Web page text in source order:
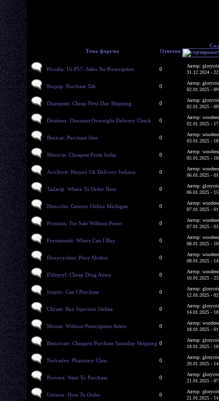
Тема форума Ответов
Hoodia: Us P57- Sales No Prescription 0
Автор:
31.12.2024 -
Requip: Purchase Tab 0
Автор:
02.01.2025 -
Diazepam: Cheap Next Day Shipping 0
Автор:
02.01.2025 -
Dostinex: Discount Overnight Delivery Check 0
Автор:
02.01.2025 -
Benicar: Purchase One 0
Автор:
03.01.2025 -
Minocin: Cheapest From India 0
Автор:
05.01.2025 -
Aciclovir: Herpex Uk Delivery Indiana 0
Автор:
06.01.2025 -
Tadacip: Where To Order Next 0
Автор:
06.01.2025 -
Himcolin: Generic Online Michigan 0
Автор:
07.01.2025 -
Protonix: For Sale Without Prescr 0
Автор:
07.01.2025 -
Furosemide: Where Can I Buy 0
Автор:
08.01.2025 -
Doxycycline: Price Alodox 0
Автор:
08.01.2025 -
Eldepryl: Cheap Drug Amex 0
Автор:
10.01.2025 -
Isoptin: Can I Purchase 0
Автор:
12.01.2025 -
Ultram: Buy Injection Online 0
Автор:
14.01.2025 -
Mentat: Without Prescription Amex 0
Автор:
18.01.2025 -
Betnovate: Cheapest Purchase Saturday Shipping 0
Автор:
18.01.2025 -
Nolvadex: Pharmacy Class 0
Автор:
20.01.2025 -
Provera: Want To Purchase 0
Автор:
21.01.2025 -
Unisom: How To Order 0
Автор:
21.01.2025 -